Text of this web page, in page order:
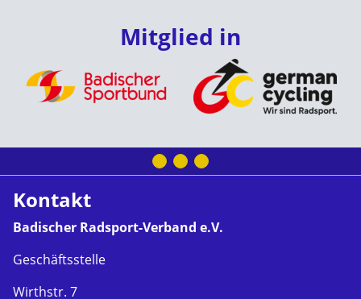
Mitglied in
Kontakt
Badischer Radsport-Verband e.V.
Geschäftsstelle
Wirthstr. 7